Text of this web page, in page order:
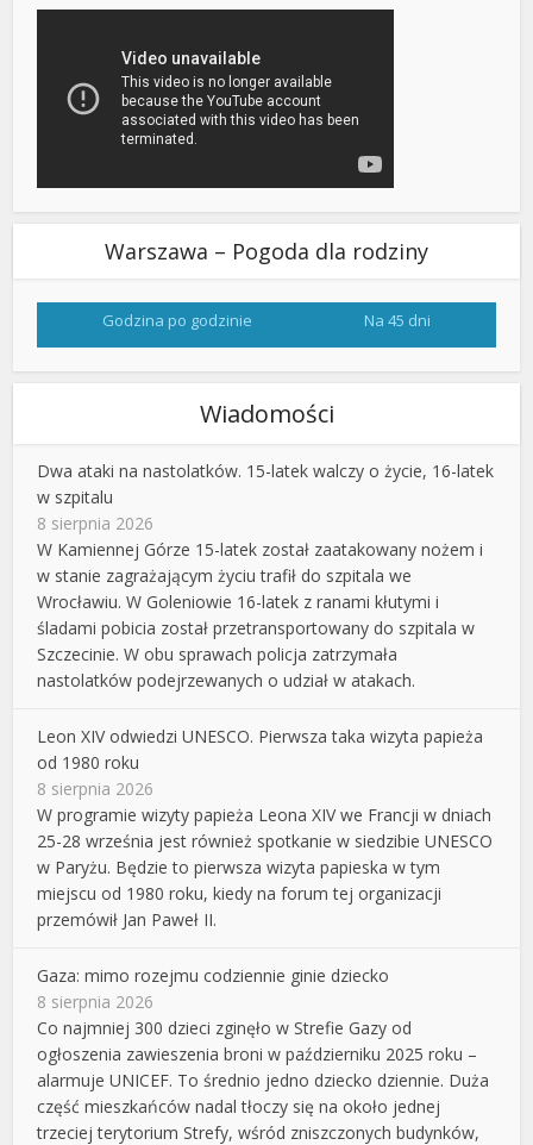
Warszawa – Pogoda dla rodziny
Godzina po godzinie Na 45 dni
Wiadomości
Dwa ataki na nastolatków. 15-latek walczy o życie, 16-latek
w szpitalu
8 sierpnia 2026
W Kamiennej Górze 15-latek został zaatakowany nożem i
w stanie zagrażającym życiu trafił do szpitala we
Wrocławiu. W Goleniowie 16-latek z ranami kłutymi i
śladami pobicia został przetransportowany do szpitala w
Szczecinie. W obu sprawach policja zatrzymała
nastolatków podejrzewanych o udział w atakach.
Leon XIV odwiedzi UNESCO. Pierwsza taka wizyta papieża
od 1980 roku
8 sierpnia 2026
W programie wizyty papieża Leona XIV we Francji w dniach
25-28 września jest również spotkanie w siedzibie UNESCO
w Paryżu. Będzie to pierwsza wizyta papieska w tym
miejscu od 1980 roku, kiedy na forum tej organizacji
przemówił Jan Paweł II.
Gaza: mimo rozejmu codziennie ginie dziecko
8 sierpnia 2026
Co najmniej 300 dzieci zginęło w Strefie Gazy od
ogłoszenia zawieszenia broni w październiku 2025 roku –
alarmuje UNICEF. To średnio jedno dziecko dziennie. Duża
część mieszkańców nadal tłoczy się na około jednej
trzeciej terytorium Strefy, wśród zniszczonych budynków,